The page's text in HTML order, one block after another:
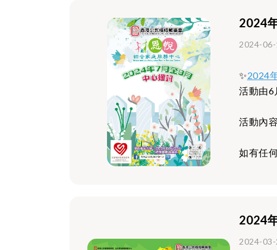
2024
2024-
✨2024
活動由6
活動內
如有任
2024
2024-